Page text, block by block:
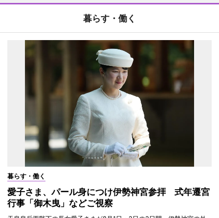
暮らす・働く
暮らす・働く
愛子さま、パール身につけ伊勢神宮参拝 式年遷宮
行事「御木曳」などご視察